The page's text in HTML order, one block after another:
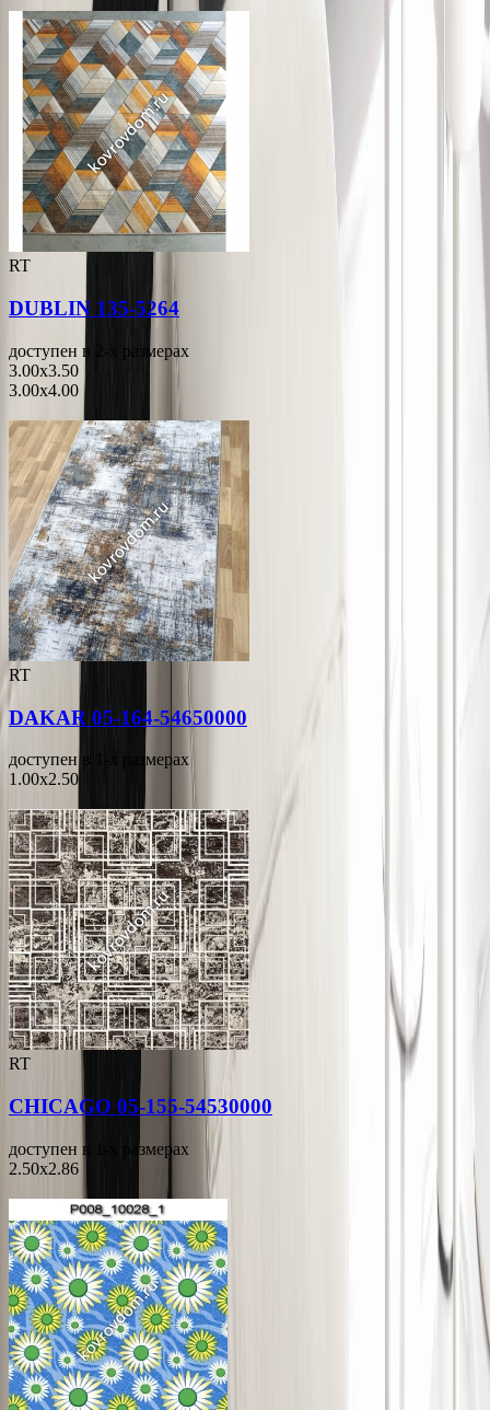
RT
DUBLIN 135-5264
доступен в 2-x размерах
3.00x3.50
3.00x4.00
RT
DAKAR 05-164-54650000
доступен в 1-x размерах
1.00x2.50
RT
CHICAGO 05-155-54530000
доступен в 1-x размерах
2.50x2.86